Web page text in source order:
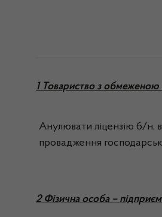
1 Товариство з
Анулювати ліцензію б/н,
провадження
2 Фізична особа –